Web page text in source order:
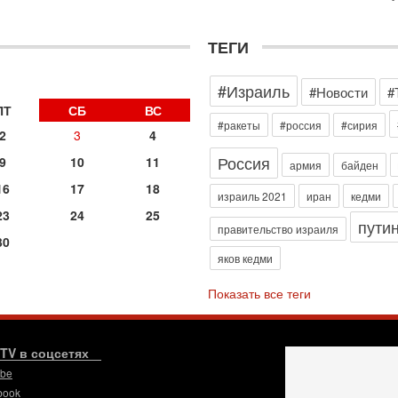
СБ
ВС
2 3
4
9 10
11
17
18
24
25
ТЕГИ
#Израиль
#Новости
#ракеты #россия #сирия
Россия армия байден
израиль 2021 иран кедми
правительство израиля путин
яков кедми
Показать все теги
в соцсетях